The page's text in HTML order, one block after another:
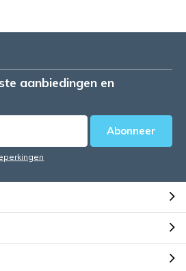
aanbiedingen en
Abonneer